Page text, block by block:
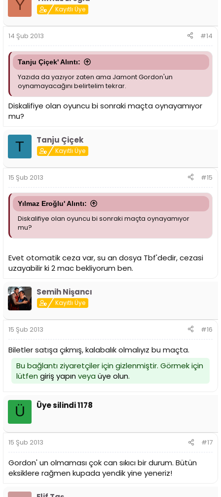
Y Kayıtlı Üye
14 Şub 2013 #14
Tanju Çiçek' Alıntı:
Yazıda da yazıyor zaten ama Jamont Gordon'un
oynamayacağını belirtelim tekrar.
Diskalifiye olan oyuncu bi sonraki maçta oynayamıyor
mu?
T Tanju Çiçek
Kayıtlı Üye
15 Şub 2013 #15
Yılmaz Eroğlu' Alıntı:
Diskalifiye olan oyuncu bi sonraki maçta oynayamıyor
mu?
Evet otomatik ceza var, su an dosya Tbf'dedir, cezasi
uzayabilir ki 2 mac bekliyorum ben.
Semih Nişancı
Kayıtlı Üye
15 Şub 2013 #16
Biletler satışa çıkmış, kalabalık olmalıyız bu maçta.
Bu bağlantı ziyaretçiler için gizlenmiştir. Görmek için
lütfen giriş yapınveya üye olun.
Ü Üye silindi 1178
15 Şub 2013 #17
Gordon' un olmaması çok can sıkıcı bir durum. Bütün
eksiklere rağmen kupada yendik yine yeneriz!